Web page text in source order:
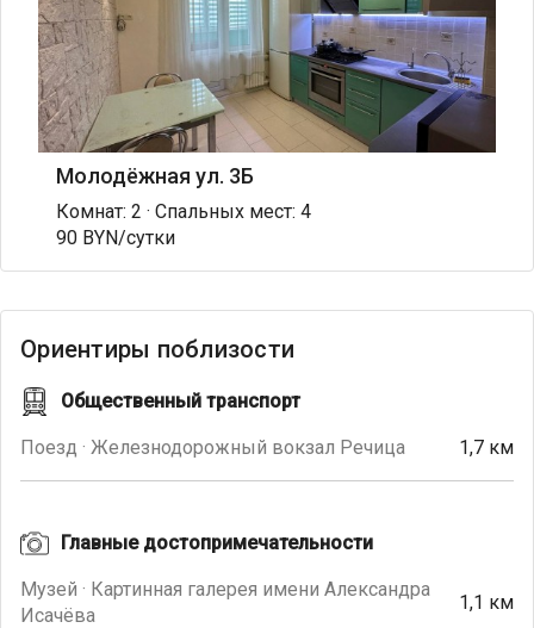
Молодёжная ул. 3Б
Комнат: 2 · Спальных мест: 4
90 BYN/сутки
Ориентиры поблизости
Общественный транспорт
Поезд · Железнодорожный вокзал Речица 1,7 км
Главные достопримечательности
Музей · Картинная галерея имени Александра
Исачёва
1,1 км